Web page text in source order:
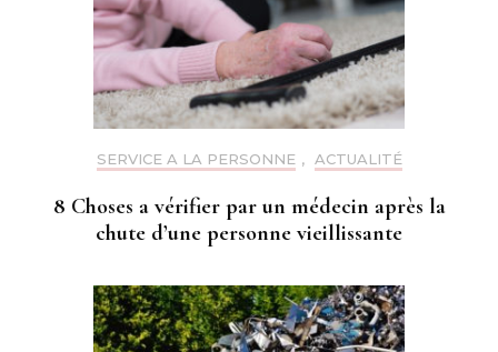
SERVICE A LA PERSONNE , ACTUALITÉ
8 Choses a vérifier par un médecin après la
chute d’une personne vieillissante